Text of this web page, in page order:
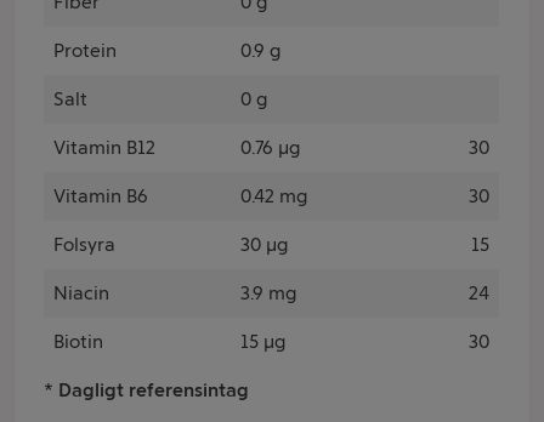
Protein 0.9 g
Salt 0 g
Vitamin B12 0.76 µg 30
Vitamin B6 0.42 mg 30
Folsyra 30 µg 15
Niacin 3.9 mg 24
Biotin 15 µg 30
* Dagligt referensintag